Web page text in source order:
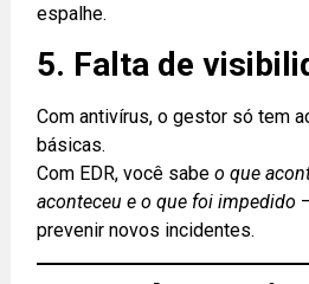
espalhe.
5. Falta de
Com antivírus, o gestor só tem
básicas.
Com EDR, você sabeo que
aconteceu e o que foi impedido
prevenir novos incidentes.